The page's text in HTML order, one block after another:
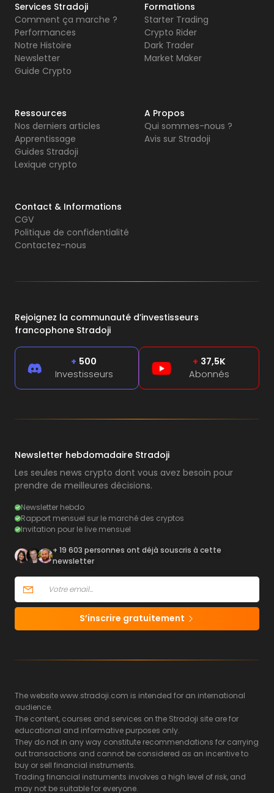
Services Stradoji
Comment ça marche ?
Performances
Notre Histoire
Newsletter
Guide Crypto
Formations
Starter Trading
Crypto Rider
Dark Trader
Market Maker
Ressources
Nos derniers articles
Apprentissage
Guides Stradoji
Lexique crypto
A Propos
Qui sommes-nous ?
Avis sur Stradoji
Contact & Informations
CGV
Politique de confidentialité
Contactez-nous
Rejoignez la communauté d’investisseurs
francophone Stradoji
+ 500
Investisseurs
+ 37,5K
Abonnés
Newsletter hebdomadaire Stradoji
Les seules news crypto dont vous avez besoin pour
prendre de meilleures décisions.
Newsletter hebdo
Rapport mensuel sur le marché des cryptos
Invitation pour le live mensuel
+ 19 603 personnes ont déjà souscris à cette
newsletter
S’inscrire gratuitement
The website www.stradoji.com is intended for an international
audience.
The content, courses and services on the Stradoji site are for
educational and informative purposes only.
They do not in any way constitute recommendations for carrying
out transactions and cannot be considered as an incentive to
buy or sell financial instruments.
Trading financial instruments involves a high level of risk, and
may not be suitable for everyone.